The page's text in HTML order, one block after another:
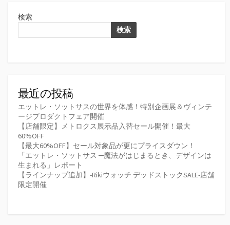
検索
検索
最近の投稿
エットレ・ソットサスの世界を体感！特別企画展＆ヴィンテ
ージプロダクトフェア開催
【店舗限定】メトロクス展示品入替セール開催！最大
60%OFF
【最大60%OFF】セール対象品が更にプライスダウン！
「エットレ・ソットサス ─魔法がはじまるとき、デザインは
生まれる」レポート
【ラインナップ追加】-Rikiウォッチ デッドストックSALE-店舗
限定開催